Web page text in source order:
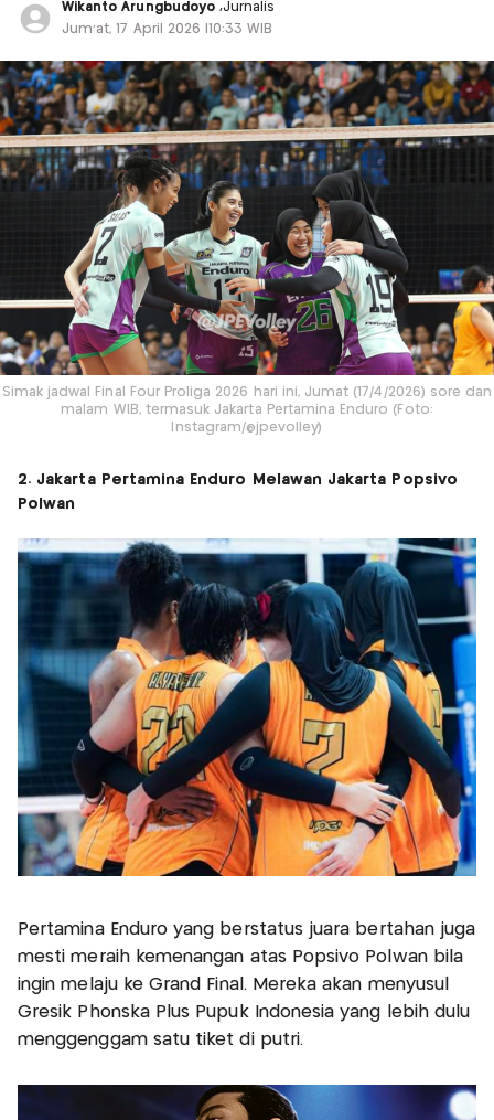
Wikanto Arungbudoyo ,Jurnalis
Jum'at, 17 April 2026 |10:33 WIB
Simak jadwal Final Four Proliga 2026 hari ini, Jumat (17/4/2026) sore dan
malam WIB, termasuk Jakarta Pertamina Enduro (Foto:
Instagram/@jpevolley)
2. Jakarta Pertamina Enduro Melawan Jakarta Popsivo
Polwan
Pertamina Enduro yang berstatus juara bertahan juga
mesti meraih kemenangan atas Popsivo Polwan bila
ingin melaju ke Grand Final. Mereka akan menyusul
Gresik Phonska Plus Pupuk Indonesia yang lebih dulu
menggenggam satu tiket di putri.